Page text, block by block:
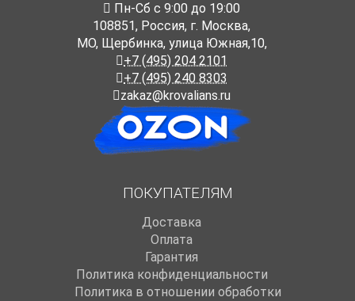
Пн-Cб с 9:00 до 19:00
108851, Россия, г. Москва,
МО, Щербинка, улица Южная,10,
+7 (495) 204 2101
+7 (495) 240 8303
zakaz@krovalians.ru
ПОКУПАТЕЛЯМ
Доставка
Оплата
Гарантия
Политика конфиденциальности
Политика в отношении обработки